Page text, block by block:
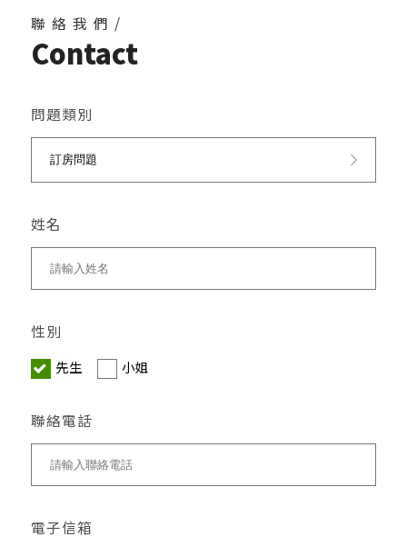
聯絡我們/
Contact
問題類別
姓名
性別
先生 小姐
聯絡電話
電子信箱